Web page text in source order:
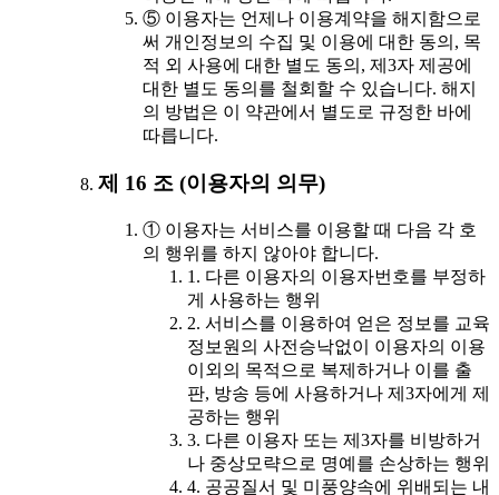
⑤ 이용자는 언제나 이용계약을 해지함으로
써 개인정보의 수집 및 이용에 대한 동의, 목
적 외 사용에 대한 별도 동의, 제3자 제공에
대한 별도 동의를 철회할 수 있습니다. 해지
의 방법은 이 약관에서 별도로 규정한 바에
따릅니다.
제 16 조 (이용자의 의무)
① 이용자는 서비스를 이용할 때 다음 각 호
의 행위를 하지 않아야 합니다.
1. 다른 이용자의 이용자번호를 부정하
게 사용하는 행위
2. 서비스를 이용하여 얻은 정보를 교육
정보원의 사전승낙없이 이용자의 이용
이외의 목적으로 복제하거나 이를 출
판, 방송 등에 사용하거나 제3자에게 제
공하는 행위
3. 다른 이용자 또는 제3자를 비방하거
나 중상모략으로 명예를 손상하는 행위
4. 공공질서 및 미풍양속에 위배되는 내